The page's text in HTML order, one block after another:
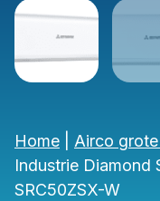
Home Airco
Industrie Diamond
SRC50ZSX-W